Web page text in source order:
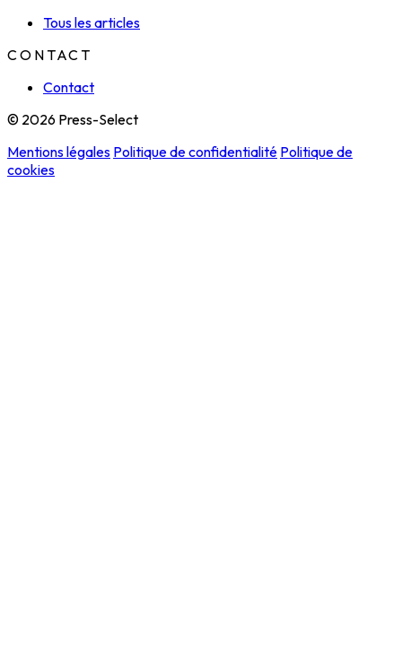
Tous les articles
CONTACT
Contact
© 2026 Press-Select
Mentions légales Politique de confidentialité Politique de
cookies